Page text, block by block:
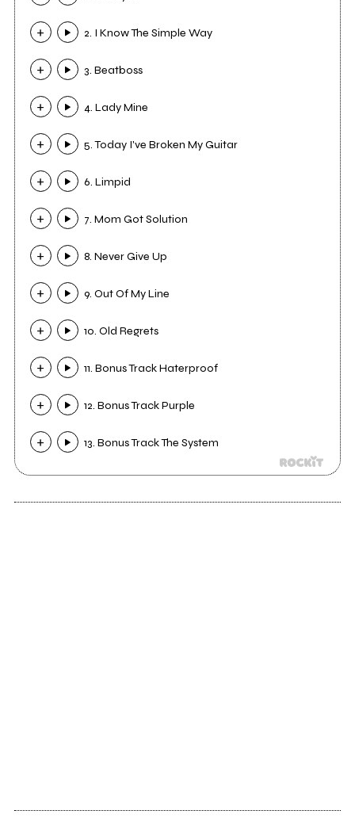
2. I Know The Simple Way
3. Beatboss
4. Lady Mine
5. Today I've Broken My Guitar
6. Limpid
7. Mom Got Solution
8. Never Give Up
9. Out Of My Line
10. Old Regrets
11. Bonus Track Haterproof
12. Bonus Track Purple
13. Bonus Track The System